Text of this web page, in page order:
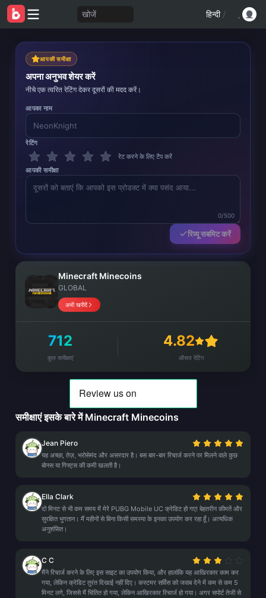
खोजें हिन्दी /
आपकी समीक्षा
अपना अनुभव शेयर करें
नीचे एक त्वरित रेटिंग देकर दूसरों की मदद करें।
आपका नाम
रेटिंग
रेट करने के लिए टैप करें
आपकी समीक्षा
0/500
रिव्यू सबमिट करें
Minecraft Minecoins
GLOBAL
अभी खरीदें
712
कुल समीक्षाएं
4.82
औसत रेटिंग
समीक्षाएं इसके बारे में Minecraft Minecoins
Jean Piero
यह अच्छा, तेज़, भरोसेमंद और असरदार है। बस बार-बार रिचार्ज करने पर मिलने वाले कुछ
बोनस या गिफ्ट्स की कमी खलती है।
Ella Clark
दो मिनट से भी कम समय में मेरे PUBG Mobile UC क्रेडिट हो गए! बेहतरीन कीमतें और
सुरक्षित भुगतान। मैं महीनों से बिना किसी समस्या के इनका उपयोग कर रहा हूँ। अत्यधिक
अनुशंसित।
C C
मैंने रिचार्ज करने के लिए इस साइट का उपयोग किया, और हालांकि यह आखिरकार काम कर
गया, लेकिन क्रेडिट तुरंत दिखाई नहीं दिए। कस्टमर सर्विस को जवाब देने में कम से कम 5
मिनट लगे, जिससे मैं चिंतित हो गया, लेकिन आखिरकार रिचार्ज हो गया। अगर सपोर्ट तेजी से